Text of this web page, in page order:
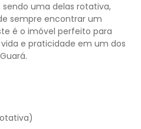
uma delas rotativa,
sempre encontrar um
é o imóvel perfeito para
e praticidade em um dos